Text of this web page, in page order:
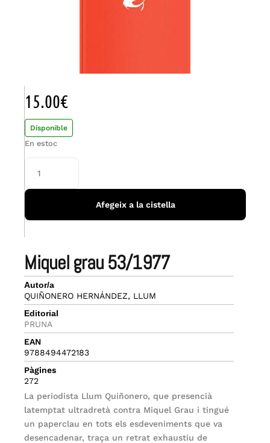
miquel grau 53/1977
Autor/a
QUIÑONERO HERNÁNDEZ, LLUM
Editorial
PRUNA
EAN
9788494472183
Pàgines
272
La periodista Llum Quiñonero, que presencià
latemptat ultradretà contra Miquel Grau i tingué
un paperclau en tots els esdeveniments que va
desencadenar, traça un retrat exhaustiu de
15.00€
Disponible
En estoc
Afegeix a la cistella